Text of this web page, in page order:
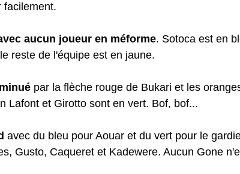
facilement.
aucun joueur en méforme. Sotoca est en
reste de l'équipe est en jaune.
par la flèche rouge de Bukari et les
Lafont et Girotto sont en vert. Bof, bof...
avec du bleu pour Aouar et du vert pour le
Gusto, Caqueret et Kadewere. Aucun Gone